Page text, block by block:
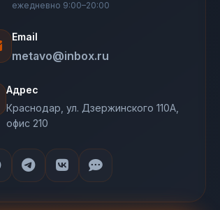
ежедневно 9:00–20:00
Email
metavo@inbox.ru
Адрес
Краснодар, ул. Дзержинского 110А,
офис 210